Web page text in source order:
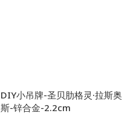
DIY小吊牌-圣贝肋格灵·拉斯奥
斯-锌合金-2.2cm